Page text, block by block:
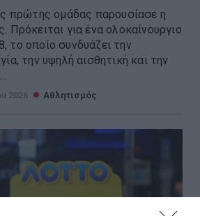
πρώτης ομάδας παρουσίασε η
Πρόκειται για ένα ολοκαίνουργιο
το οποίο συνδυάζει την
την υψηλή αισθητική και την
2026 Αθλητισμός